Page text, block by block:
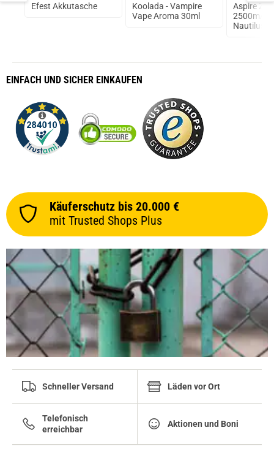
prev
Efest Akkutasche
Koolada - Vampire
Vape Aroma 30ml
Aspire
2500mAh
Nautilus 2
EINFACH UND SICHER EINKAUFEN
Käuferschutz bis 20.000 €
mit Trusted Shops Plus
Schneller Versand Läden vor Ort
Telefonisch
erreichbar
Aktionen und Boni